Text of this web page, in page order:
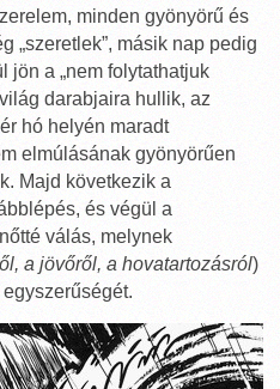
minden gyönyörű és
„szeretlek”, másik nap pedig
jön a „nem folytathatjuk
darabjaira hullik, az
hó helyén maradt
elmúlásának gyönyörűen
Majd következik a
és végül a
válás, melynek
a jövőről, a hovatartozásról)